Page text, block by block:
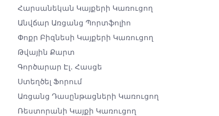
Հարսանեկան Կայքերի Կառուցող
Անվճար Առցանց Պորտֆոլիո
Փոքր Բիզնեսի Կայքերի Կառուցող
Թվային Քարտ
Գործարար Էլ․ Հասցե
Ստեղծել Ֆորում
Առցանց Դասընթացների Կառուցող
Ռեստորանի Կայքի Կառուցող